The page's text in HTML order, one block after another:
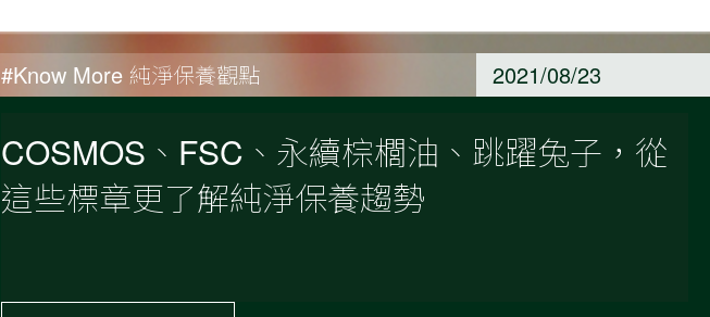
#Know More 純淨保養觀點 2021/08/23
COSMOS、FSC、永續棕櫚油、跳躍兔子，從
這些標章更了解純淨保養趨勢